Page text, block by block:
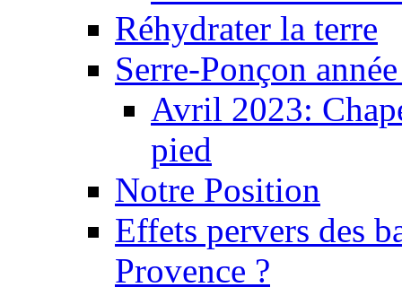
Réhydrater la terre
Serre-Ponçon
Avril 2023:
pied
Notre Position
Effets pervers des
Provence ?